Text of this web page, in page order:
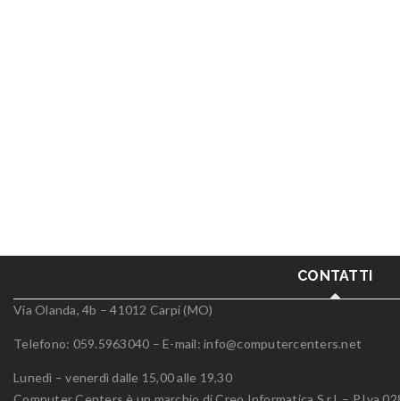
CONTATTI
Via Olanda, 4b – 41012 Carpi (MO)
Telefono: 059.5963040 – E-mail: info@computercenters.net
Lunedì – venerdì dalle 15,00 alle 19,30